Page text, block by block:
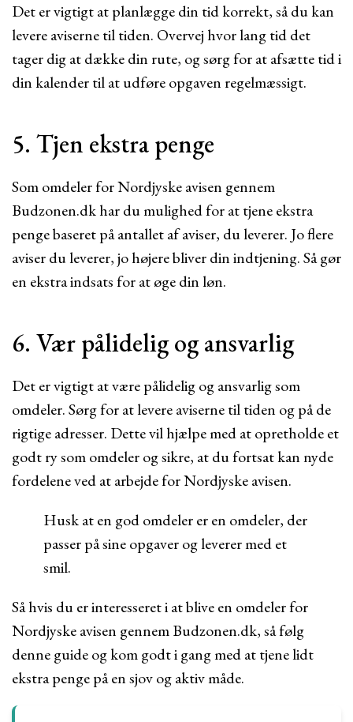
Det er vigtigt at planlægge din tid korrekt, så du kan
levere aviserne til tiden. Overvej hvor lang tid det
tager dig at dække din rute, og sørg for at afsætte tid i
din kalender til at udføre opgaven regelmæssigt.
5. Tjen ekstra penge
Som omdeler for Nordjyske avisen gennem
Budzonen.dk har du mulighed for at tjene ekstra
penge baseret på antallet af aviser, du leverer. Jo flere
aviser du leverer, jo højere bliver din indtjening. Så gør
en ekstra indsats for at øge din løn.
6. Vær pålidelig og ansvarlig
Det er vigtigt at være pålidelig og ansvarlig som
omdeler. Sørg for at levere aviserne til tiden og på de
rigtige adresser. Dette vil hjælpe med at opretholde et
godt ry som omdeler og sikre, at du fortsat kan nyde
fordelene ved at arbejde for Nordjyske avisen.
Husk at en god omdeler er en omdeler, der
passer på sine opgaver og leverer med et
smil.
Så hvis du er interesseret i at blive en omdeler for
Nordjyske avisen gennem Budzonen.dk, så følg
denne guide og kom godt i gang med at tjene lidt
ekstra penge på en sjov og aktiv måde.